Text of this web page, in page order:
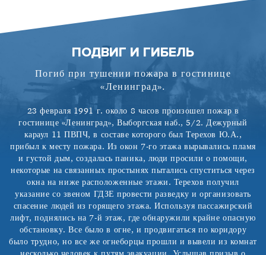
ПОДВИГ И ГИБЕЛЬ
Погиб при тушении пожара в гостинице
«Ленинград».
23 февраля 1991 г. около 8 часов произошел пожар в
гостинице «Ленинград», Выборгская наб., 5/2. Дежурный
караул 11 ПВПЧ, в составе которого был Терехов Ю.А.,
прибыл к месту пожара. Из окон 7-го этажа вырывались пламя
и густой дым, создалась паника, люди просили о помощи,
некоторые на связанных простынях пытались спуститься через
окна на ниже расположенные этажи. Терехов получил
указание со звеном ГДЗЕ провести разведку и организовать
спасение людей из горящего этажа. Используя пассажирский
лифт, поднялись на 7-й этаж, где обнаружили крайне опасную
обстановку. Все было в огне, и продвигаться по коридору
было трудно, но все же огнеборцы прошли и вывели из комнат